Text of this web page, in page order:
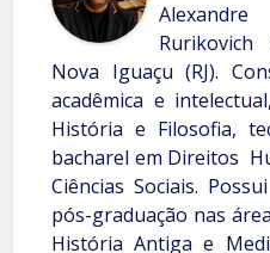
Nova Iguaçu (RJ).
acadêmica e
História e Filosofia,
bacharel em Direitos
Ciências Sociais.
pós-graduação nas
História Antiga e